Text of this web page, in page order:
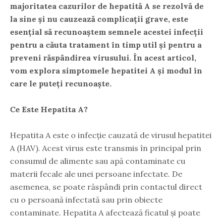
majoritatea cazurilor de hepatită A se rezolvă de
la sine și nu cauzează complicații grave, este
esențial să recunoaștem semnele acestei infecții
pentru a căuta tratament în timp util și pentru a
preveni răspândirea virusului. În acest articol,
vom explora simptomele hepatitei A și modul în
care le puteți recunoaște.
Ce Este Hepatita A?
Hepatita A este o infecție cauzată de virusul hepatitei
A (HAV). Acest virus este transmis în principal prin
consumul de alimente sau apă contaminate cu
materii fecale ale unei persoane infectate. De
asemenea, se poate răspândi prin contactul direct
cu o persoană infectată sau prin obiecte
contaminate. Hepatita A afectează ficatul și poate